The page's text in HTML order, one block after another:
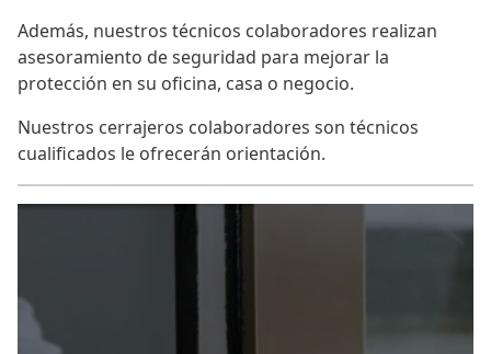
Además, nuestros técnicos colaboradores realizan
asesoramiento de seguridad para mejorar la
protección en su oficina, casa o negocio.
Nuestros cerrajeros colaboradores son técnicos
cualificados le ofrecerán orientación.